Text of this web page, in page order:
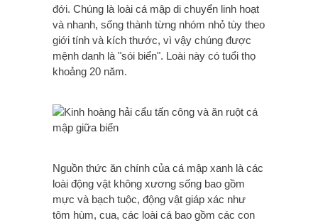
đới. Chúng là loài cá mập di chuyển linh hoạt
và nhanh, sống thành từng nhóm nhỏ tùy theo
giới tính và kích thước, vì vậy chúng được
mệnh danh là "sói biển". Loài này có tuổi thọ
khoảng 20 năm.
Nguồn thức ăn chính của cá mập xanh là các
loài động vật không xương sống bao gồm
mực và bạch tuộc, động vật giáp xác như
tôm hùm, cua, các loài cá bao gồm các con